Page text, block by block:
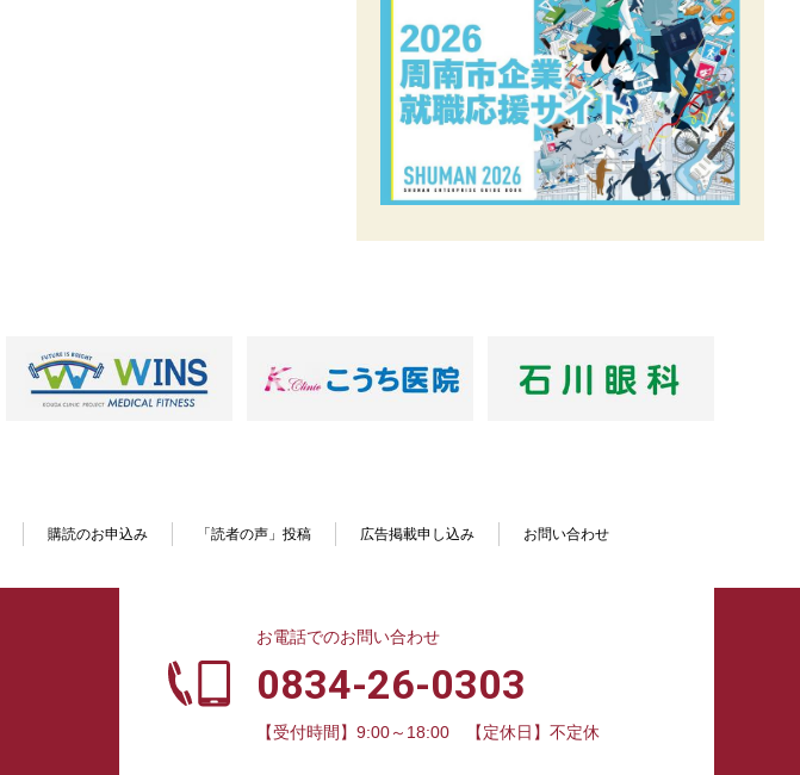
購読のお申込み 「読者の声」投稿 広告掲載申し込み お問い合わせ
お電話でのお問い合わせ
0834-26-0303
【受付時間】9:00～18:00 【定休日】不定休